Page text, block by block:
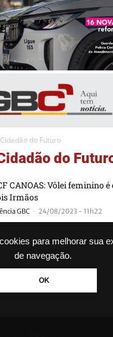
para melhorar sua
de navegação.
OK
do Futuro
do
CANOAS: Vôlei feminino
Irmãos
GBC - 24/08/2023 - 11h22
notícia. Todos os direitos
A AGÊNCIA GBC